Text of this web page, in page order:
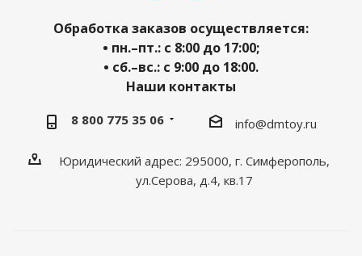
Обработка заказов осуществляется:
• пн.–пт.: с 8:00 до 17:00;
• сб.–вс.: с 9:00 до 18:00.
Наши контакты
8 800 775 35 06 info@dmtoy.ru
Юридический адрес: 295000, г. Симферополь,
ул.Серова, д.4, кв.17